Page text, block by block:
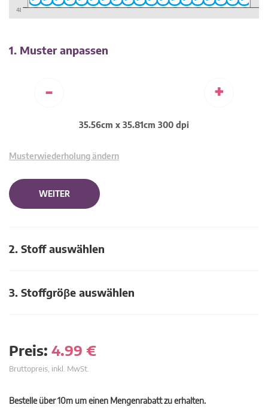
1. Muster anpassen
- +
35.56cm x 35.81cm 300 dpi
Musterwiederholung ändern
WEITER
2. Stoff auswählen
3. Stoffgröβe auswählen
Preis: 4.99 €
Bruttopreis, inkl. MwSt.
Bestelle über 10m um einen Mengenrabatt zu erhalten.